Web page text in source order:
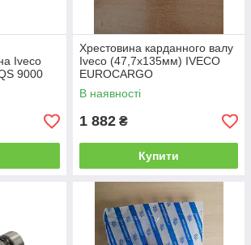
Iveco
9000
Хрестовина карданного валу
Iveco (47,7x135мм) IVECO
EUROCARGO
42533783/022.017
В наявності
1 882 ₴
Купити